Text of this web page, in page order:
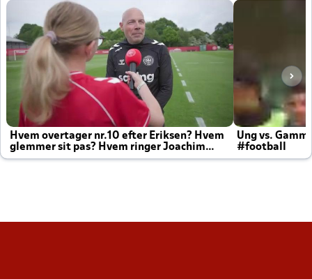
Hvem overtager nr.10 efter Eriksen? Hvem
glemmer sit pas? Hvem ringer Joachim
altid til efter kampe?
Ung vs.
#football